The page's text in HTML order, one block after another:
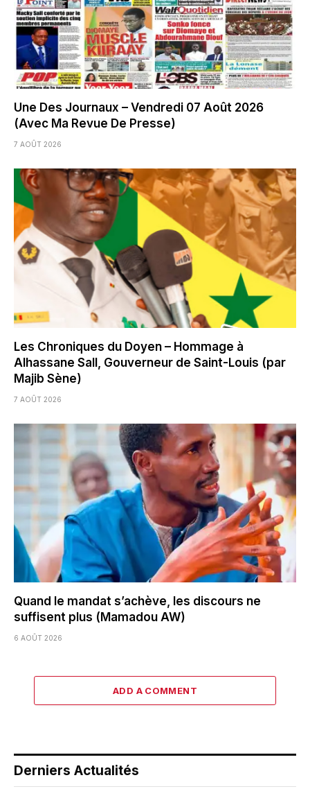
Une Des Journaux – Vendredi 07 Août 2026
(Avec Ma Revue De Presse)
7 AOÛT 2026
Les Chroniques du Doyen – Hommage à
Alhassane Sall, Gouverneur de Saint-Louis (par
Majib Sène)
7 AOÛT 2026
Quand le mandat s’achève, les discours ne
suffisent plus (Mamadou AW)
6 AOÛT 2026
ADD A COMMENT
Derniers Actualités